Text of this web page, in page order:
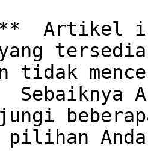
Artikel
tidak
Sebaiknya
pilihan